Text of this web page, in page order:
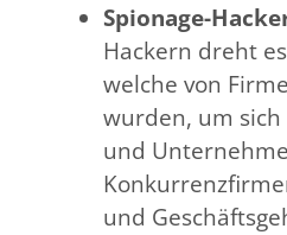
Spionage-
Hackern dreht
welche von
wurden, um sich
und
und